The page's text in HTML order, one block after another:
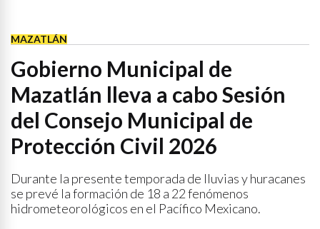
MAZATLÁN
Gobierno Municipal de
Mazatlán lleva a cabo Sesión
del Consejo Municipal de
Protección Civil 2026
Durante la presente temporada de lluvias y huracanes
se prevé la formación de 18 a 22 fenómenos
hidrometeorológicos en el Pacífico Mexicano.